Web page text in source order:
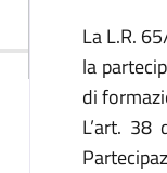
La L.R.
la
di
L’art.